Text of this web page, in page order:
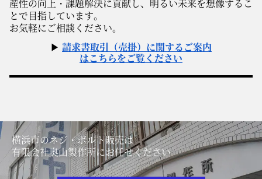
産性の向上・課題解決に貢献し、明るい未来を想像するこ
とで目指しています。
お気軽にご相談ください。
▶ 請求書取引（売掛）に関するご案内
はこちらをご覧ください
横浜市のネジ・ボルト販売は
有限会社奥山製作所にお任せください